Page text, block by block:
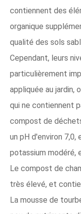
contiennent des
organique
qualité des sols
Cependant, leurs
particulièrement
appliquée au jardin,
qui ne contiennent
compost de
un pH d'environ
potassium modéré,
Le compost de
très élevé, et
La mousse de